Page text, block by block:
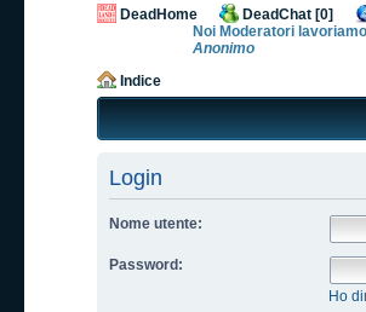
DeadHome DeadChat [0]
Noi Moderatori
Anonimo
Indice
Login
Nome utente:
Password:
Ho